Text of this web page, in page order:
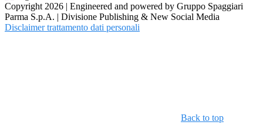
Copyright 2026 | Engineered and powered by Gruppo Spaggiari
Parma S.p.A. | Divisione Publishing & New Social Media
Disclaimer trattamento dati personali
Back to top